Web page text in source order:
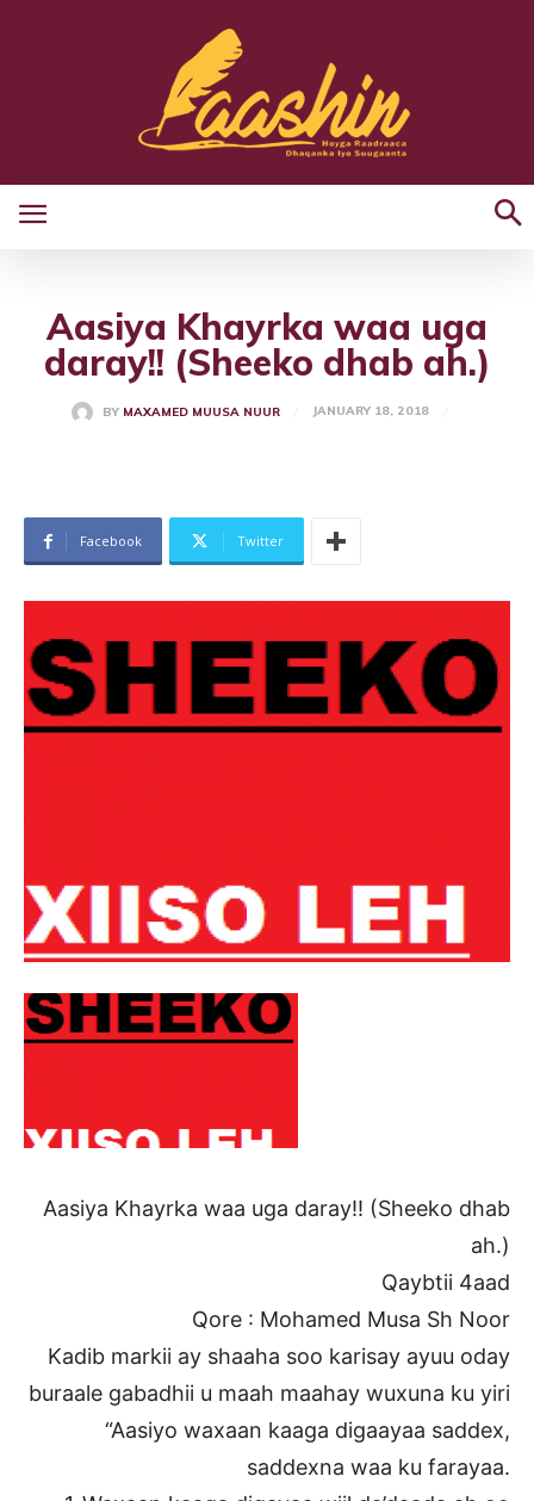
Aasiya Khayrka waa uga
daray!! (Sheeko dhab ah.)
BY MAXAMED MUUSA NUUR JANUARY 18, 2018
Facebook Twitter
Aasiya Khayrka waa uga daray!! (Sheeko dhab
ah.)
Qaybtii 4aad
Qore : Mohamed Musa Sh Noor
Kadib markii ay shaaha soo karisay ayuu oday
buraale gabadhii u maah maahay wuxuna ku yiri
“Aasiyo waxaan kaaga digaayaa saddex,
saddexna waa ku farayaa.